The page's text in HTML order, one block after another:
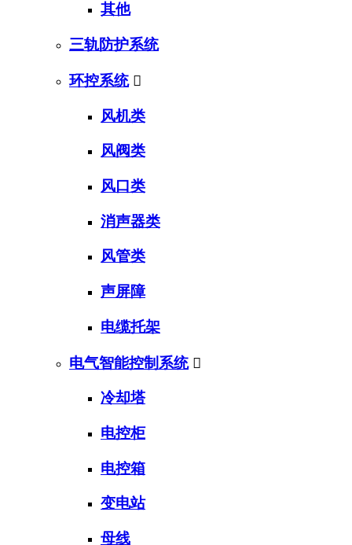
其他
三轨防护系统
环控系统 
风机类
风阀类
风口类
消声器类
风管类
声屏障
电缆托架
电气智能控制系统 
冷却塔
电控柜
电控箱
变电站
母线